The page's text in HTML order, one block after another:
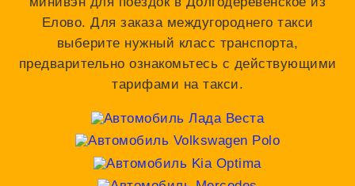
Елово. Для заказа междугороднего такси
выберите нужный класс транспорта,
предварительно ознакомьтесь с действующими
тарифами на такси.